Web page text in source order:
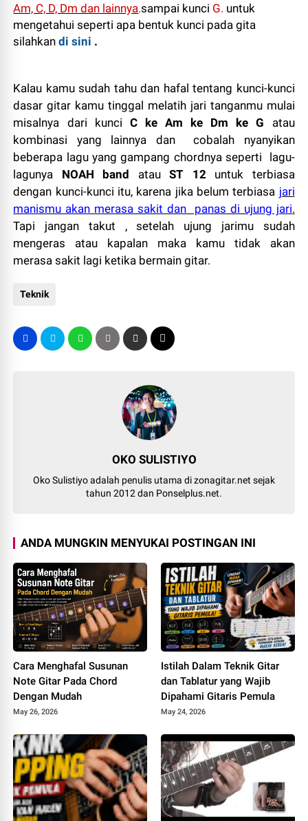
Am, C, D, Dm dan lainnya.sampai kunci G. untuk
mengetahui seperti apa bentuk kunci pada gita
silahkandi sini .
Kalau kamu sudah tahu dan hafal tentang kunci-kunci
dasar gitar kamu tinggal melatih jari tanganmu mulai
misalnya dari kunci C ke Am ke Dm ke G atau
kombinasi yang lainnya dan cobalah nyanyikan
beberapa lagu yang gampang chordnya seperti lagu-
lagunya NOAH band atauST 12untuk terbiasa
dengan kunci-kunci itu, karena jika belum terbiasa jari
manismu akan merasa sakit dan panas di ujung jari.
Tapi jangan takut , setelah ujung jarimu sudah
mengeras atau kapalan maka kamu tidak akan
merasa sakit lagi ketika bermain gitar.
Teknik
OKO SULISTIYO
Oko Sulistiyo adalah penulis utama di zonagitar.net sejak
tahun 2012 dan Ponselplus.net.
ANDA MUNGKIN MENYUKAI POSTINGAN INI
Cara Menghafal Susunan
Note Gitar Pada Chord
Dengan Mudah
May 26, 2026
Istilah Dalam Teknik Gitar
dan Tablatur yang Wajib
Dipahami Gitaris Pemula
May 24, 2026